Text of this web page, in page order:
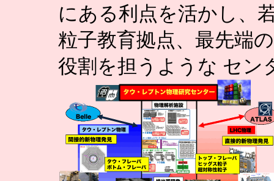
にある利点を活かし、
粒子教育拠点、最先端
役割を担うような セン